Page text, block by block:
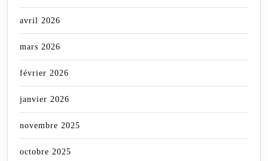
avril 2026
mars 2026
février 2026
janvier 2026
novembre 2025
octobre 2025